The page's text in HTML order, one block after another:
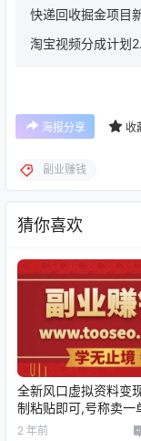
快递回收掘金项目
淘宝视频分成计划
海报分享 收
副业赚钱
猜你喜欢
全新风口虚拟资料变
制粘贴即可,号称卖一
一单
2 年前